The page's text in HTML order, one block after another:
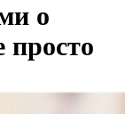
о
просто